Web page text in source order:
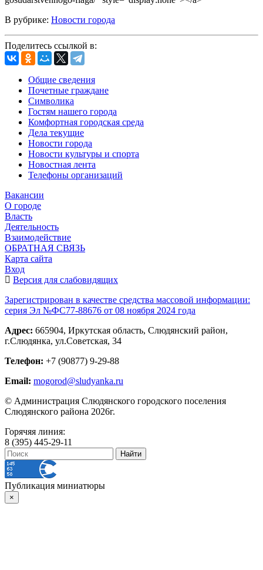
В рубрике: Новости города
Поделитесь ссылкой в:
Общие сведения
Почетные граждане
Символика
Гостям нашего города
Комфортная городская среда
Дела текущие
Новости города
Новости культуры и спорта
Новостная лента
Телефоны организаций
Вакансии
О городе
Власть
Деятельность
Взаимодействие
ОБРАТНАЯ СВЯЗЬ
Карта сайта
Вход
Версия для слабовидящих
Зарегистрирован в качестве средства массовой информации:
серия Эл №ФС77-88676 от 08 ноября 2024 года
Адрес: 665904, Иркутская область, Слюдянский район,
г.Слюдянка, ул.Советская, 34
Телефон: +7 (90877) 9-29-88
Email: mogorod@sludyanka.ru
© Администрация Слюдянского городского поселения
Слюдянского района 2026г.
Горячяя линия:
8 (395) 445-29-11
Публикация миниатюры
×